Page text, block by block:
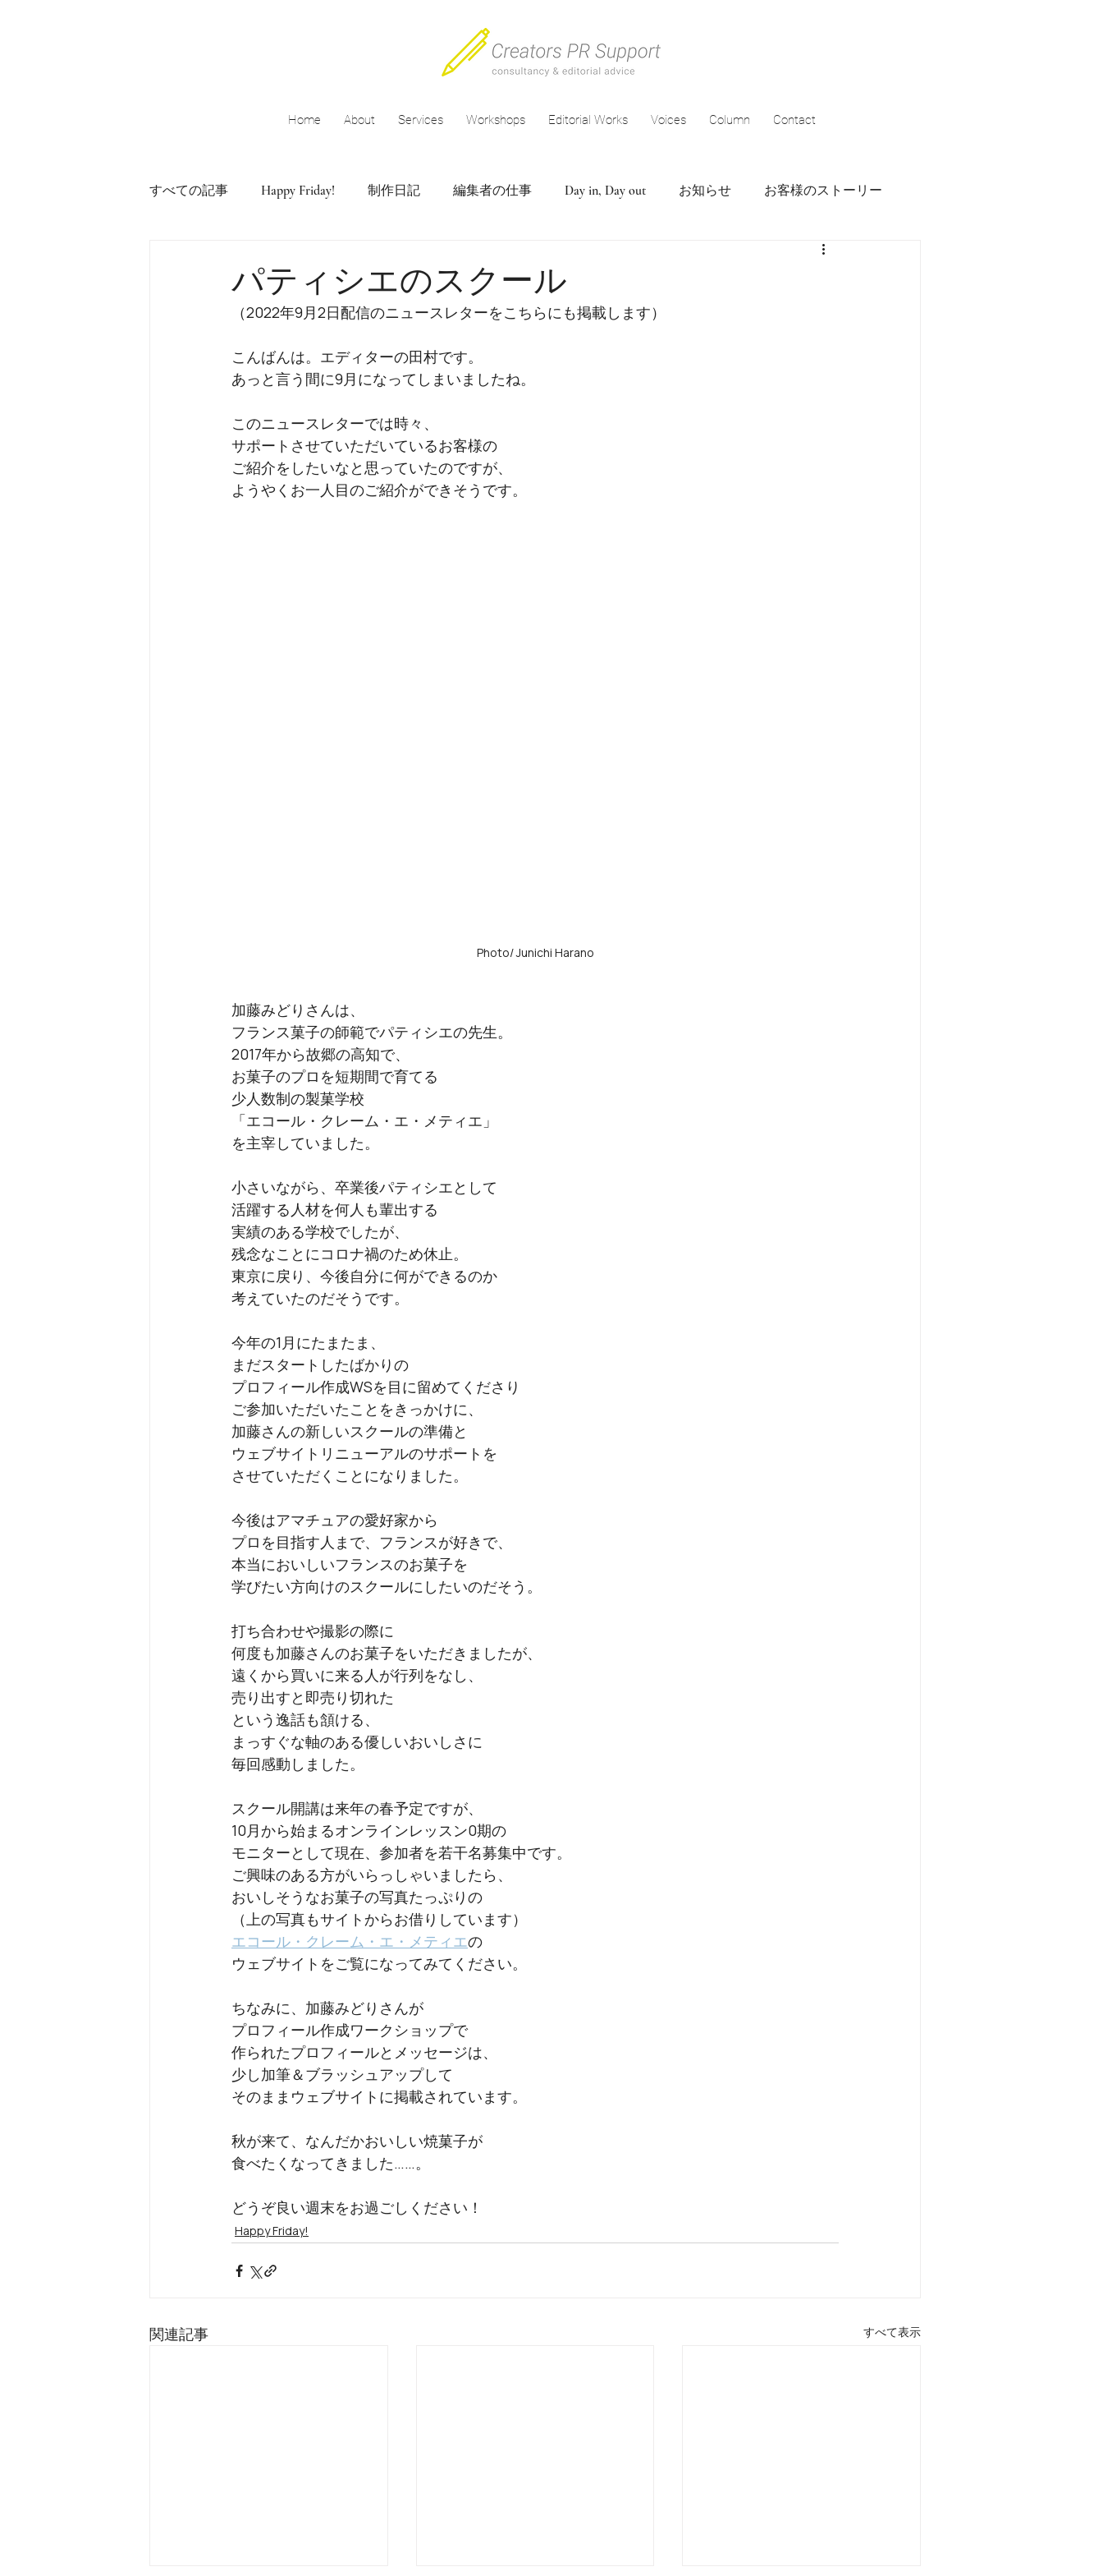
Home About Services Workshops Editorial Works Voices Column Contact
すべての記事 Happy Friday! 制作日記 編集者の仕事 Day in, Day out お知らせ お客様のストーリー
パティシエのスクール
（2022年9月2日配信のニュースレターをこちらにも掲載します）
こんばんは。エディターの田村です。
あっと言う間に9月になってしまいましたね。
このニュースレターでは時々、
サポートさせていただいているお客様の
ご紹介をしたいなと思っていたのですが、
ようやくお一人目のご紹介ができそうです。
Photo/ Junichi Harano
加藤みどりさんは、
フランス菓子の師範でパティシエの先生。
2017年から故郷の高知で、
お菓子のプロを短期間で育てる
少人数制の製菓学校
「エコール・クレーム・エ・メティエ」
を主宰していました。
小さいながら、卒業後パティシエとして
活躍する人材を何人も輩出する
実績のある学校でしたが、
残念なことにコロナ禍のため休止。
東京に戻り、今後自分に何ができるのか
考えていたのだそうです。
今年の1月にたまたま、
まだスタートしたばかりの
プロフィール作成WSを目に留めてくださり
ご参加いただいたことをきっかけに、
加藤さんの新しいスクールの準備と
ウェブサイトリニューアルのサポートを
させていただくことになりました。
今後はアマチュアの愛好家から
プロを目指す人まで、フランスが好きで、
本当においしいフランスのお菓子を
学びたい方向けのスクールにしたいのだそう。
打ち合わせや撮影の際に
何度も加藤さんのお菓子をいただきましたが、
遠くから買いに来る人が行列をなし、
売り出すと即売り切れた
という逸話も頷ける、
まっすぐな軸のある優しいおいしさに
毎回感動しました。
スクール開講は来年の春予定ですが、
10月から始まるオンラインレッスン0期の
モニターとして現在、参加者を若干名募集中です。
ご興味のある方がいらっしゃいましたら、
おいしそうなお菓子の写真たっぷりの
（上の写真もサイトからお借りしています）
エコール・クレーム・エ・メティエの
ウェブサイトをご覧になってみてください。
ちなみに、加藤みどりさんが
プロフィール作成ワークショップで
作られたプロフィールとメッセージは、
少し加筆＆ブラッシュアップして
そのままウェブサイトに掲載されています。
秋が来て、なんだかおいしい焼菓子が
食べたくなってきました……。
どうぞ良い週末をお過ごしください！
Happy Friday!
関連記事 すべて表示